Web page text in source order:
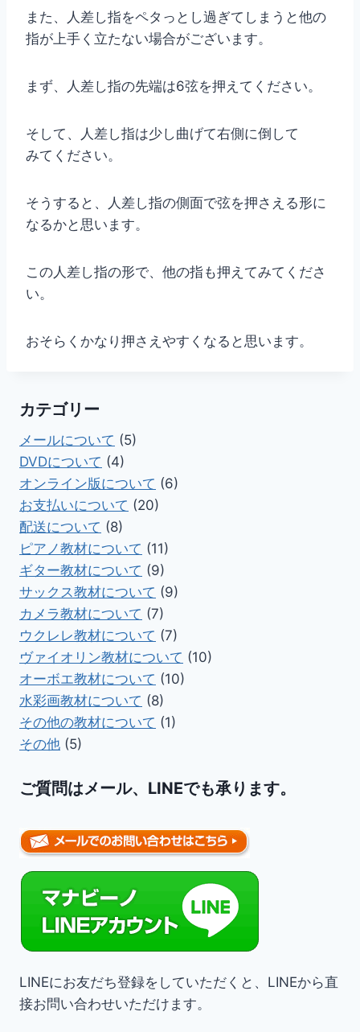
また、人差し指をペタっとし過ぎてしまうと他の
指が上手く立たない場合がございます。
まず、人差し指の先端は6弦を押えてください。
そして、人差し指は少し曲げて右側に倒して
みてください。
そうすると、人差し指の側面で弦を押さえる形に
なるかと思います。
この人差し指の形で、他の指も押えてみてくださ
い。
おそらくかなり押さえやすくなると思います。
カテゴリー
メールについて (5)
DVDについて (4)
オンライン版について (6)
お支払いについて (20)
配送について (8)
ピアノ教材について (11)
ギター教材について (9)
サックス教材について (9)
カメラ教材について (7)
ウクレレ教材について (7)
ヴァイオリン教材について (10)
オーボエ教材について (10)
水彩画教材について (8)
その他の教材について (1)
その他 (5)
ご質問はメール、LINEでも承ります。
LINEにお友だち登録をしていただくと、LINEから直
接お問い合わせいただけます。